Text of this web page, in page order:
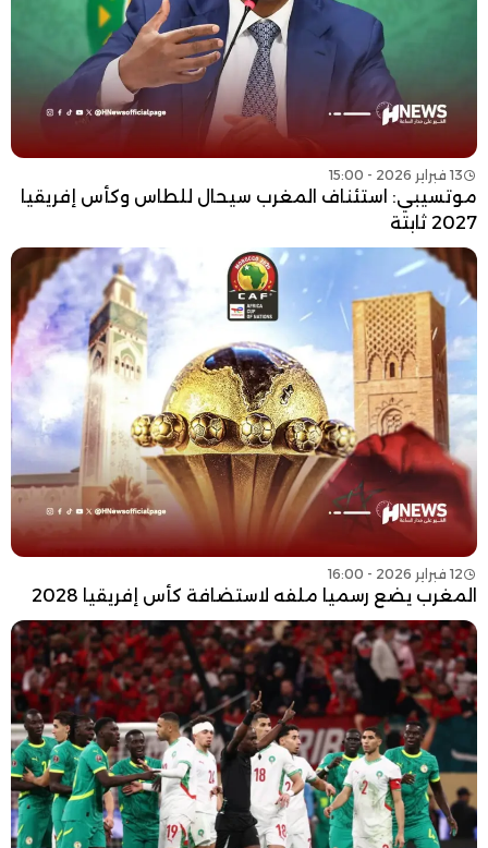
13 فبراير 2026 - 15:00
موتسيبي: استئناف المغرب سيحال للطاس وكأس إفريقيا
2027 ثابتة
12 فبراير 2026 - 16:00
المغرب يضع رسميا ملفه لاستضافة كأس إفريقيا 2028